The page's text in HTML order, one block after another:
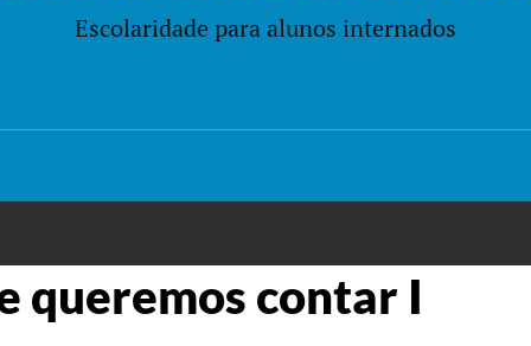
Escolaridade para alunos internados
queremos contar I